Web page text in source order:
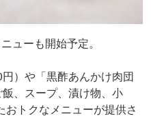
ューも開始予定。
）や「黒酢あんかけ肉団
、スープ、漬け物、小
トクなメニューが提供さ